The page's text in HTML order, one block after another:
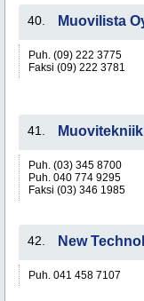
40. Muovilista
Puh. (09) 222 3775
Faksi (09) 222 3781
41.
Puh. (03) 345 8700
Puh. 040 774 9295
Faksi (03) 346 1985
42. New
Puh. 041 458 7107